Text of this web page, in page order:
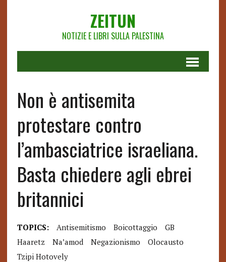
ZEITUN
NOTIZIE E LIBRI SULLA PALESTINA
Non è antisemita
protestare contro
l’ambasciatrice israeliana.
Basta chiedere agli ebrei
britannici
TOPICS: Antisemitismo Boicottaggio
GB
Haaretz
Na’amod Negazionismo
Olocausto
Tzipi Hotovely